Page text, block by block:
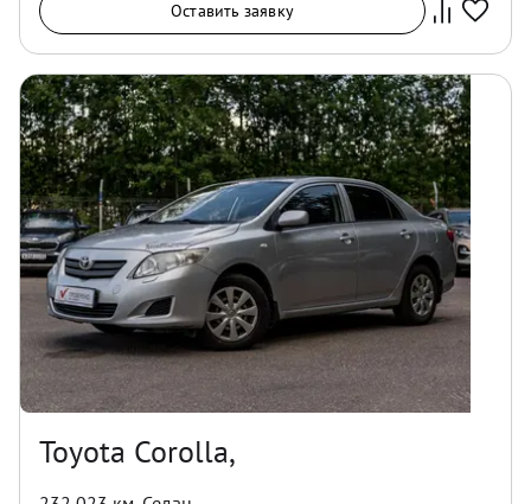
Оставить заявку
Toyota Corolla,